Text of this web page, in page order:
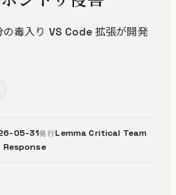
毒入り VS Code 拡張が開発
05-31発行Lemma Critical Team
Response